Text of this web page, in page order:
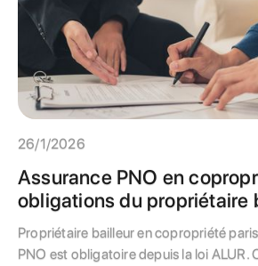
26/1/2026
Assurance PNO en
obligations du propriétaire
Propriétaire bailleur en copropriété
PNO est obligatoire depuis la loi ALUR.